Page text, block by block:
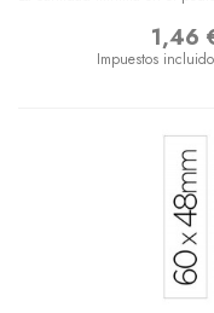
1,46
Impuestos